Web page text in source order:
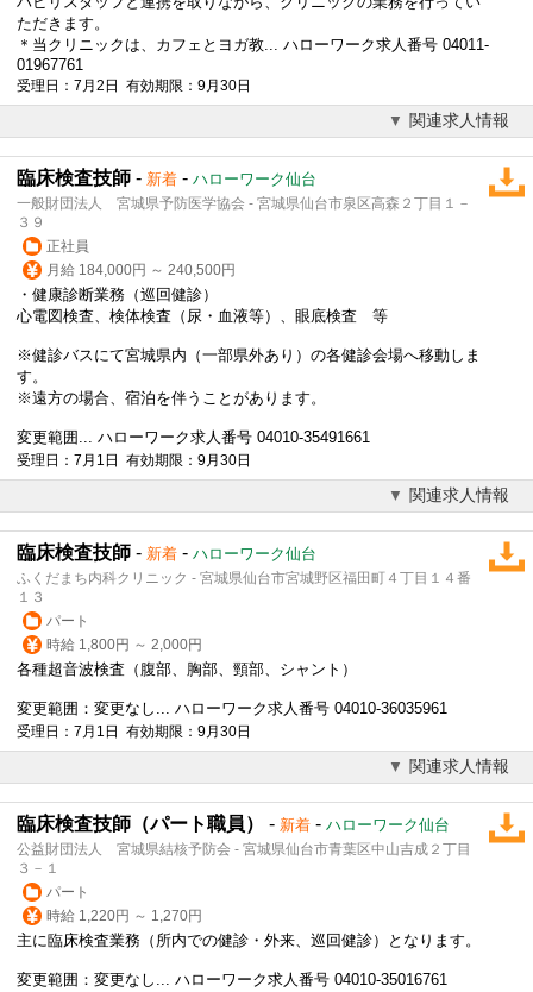
ただきます。
＊当クリニックは、カフェとヨガ教... ハローワーク求人番号 04011-
01967761
受理日：7月2日 有効期限：9月30日
関連求人情報
臨床検査技師 - 新着 - ハローワーク仙台
一般財団法人 宮城県予防医学協会 - 宮城県仙台市泉区高森２丁目１－
３９
正社員
月給 184,000円 ～ 240,500円
・健康診断業務（巡回健診）
心電図検査、検体検査（尿・血液等）、眼底検査 等
※健診バスにて宮城県内（一部県外あり）の各健診会場へ移動しま
す。
※遠方の場合、宿泊を伴うことがあります。
変更範囲... ハローワーク求人番号 04010-35491661
受理日：7月1日 有効期限：9月30日
関連求人情報
臨床検査技師 - 新着 - ハローワーク仙台
ふくだまち内科クリニック - 宮城県仙台市宮城野区福田町４丁目１４番
１３
パート
時給 1,800円 ～ 2,000円
各種超音波検査（腹部、胸部、頸部、シャント）
変更範囲：変更なし... ハローワーク求人番号 04010-36035961
受理日：7月1日 有効期限：9月30日
関連求人情報
臨床検査技師（パート職員） - 新着 - ハローワーク仙台
公益財団法人 宮城県結核予防会 - 宮城県仙台市青葉区中山吉成２丁目
３－１
パート
時給 1,220円 ～ 1,270円
主に臨床検査業務（所内での健診・外来、巡回健診）となります。
変更範囲：変更なし... ハローワーク求人番号 04010-35016761